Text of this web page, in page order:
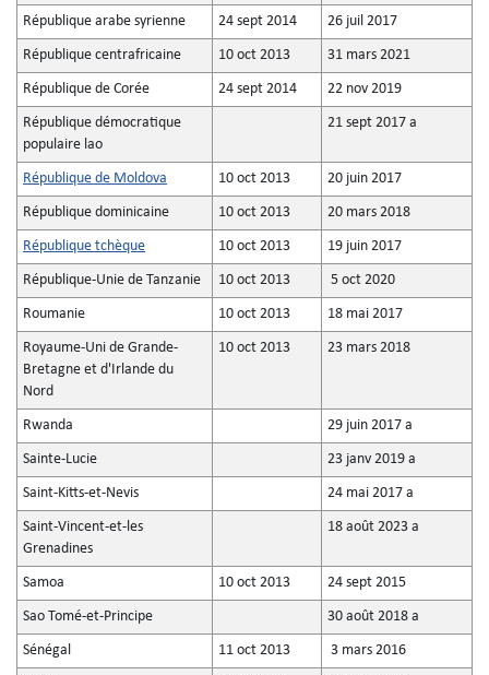
République arabe syrienne 24 sept 2014 26 juil 2017
République centrafricaine 10 oct 2013 31 mars 2021
République de Corée 24 sept 2014 22 nov 2019
République démocratique
populaire lao
21 sept 2017 a
République de Moldova 10 oct 2013 20 juin 2017
République dominicaine 10 oct 2013 20 mars 2018
République tchèque 10 oct 2013 19 juin 2017
République-Unie de Tanzanie 10 oct 2013 5 oct 2020
Roumanie 10 oct 2013 18 mai 2017
Royaume-Uni de Grande-
Bretagne et d'Irlande du
Nord
10 oct 2013 23 mars 2018
Rwanda 29 juin 2017 a
Sainte-Lucie 23 janv 2019 a
Saint-Kitts-et-Nevis 24 mai 2017 a
Saint-Vincent-et-les
Grenadines
18 août 2023 a
Samoa 10 oct 2013 24 sept 2015
Sao Tomé-et-Principe 30 août 2018 a
Sénégal 11 oct 2013 3 mars 2016